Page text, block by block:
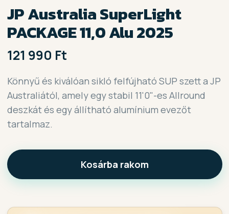
JP Australia SuperLight
PACKAGE 11,0 Alu 2025
121 990 Ft
Könnyű és kiválóan sikló felfújható SUP szett a JP
Australiától, amely egy stabil 11'0"-es Allround
deszkát és egy állítható alumínium evezőt
tartalmaz.
Kosárba rakom